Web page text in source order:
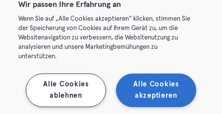
© 2026 Urban Sports Group GmbH. All rights reserved.
AGB Datenschutz
Vertrag hier kündigen Hier Verträge widerrufen
Wir passen Ihre Erfahrung an
Wenn Sie auf „Alle Cookies akzeptieren“ klicken, stimmen Sie
der Speicherung von Cookies auf Ihrem Gerät zu, um die
Websitenavigation zu verbessern, die Websitenutzung zu
analysieren und unsere Marketingbemühungen zu
unterstützen.
Alle Cookies
akzeptieren
Alle Cookies
ablehnen